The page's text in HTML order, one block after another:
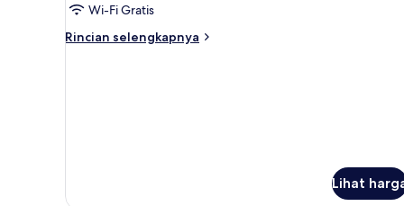
Wi-Fi Gratis
Rincian selengkapnya
Rincian
Lihat